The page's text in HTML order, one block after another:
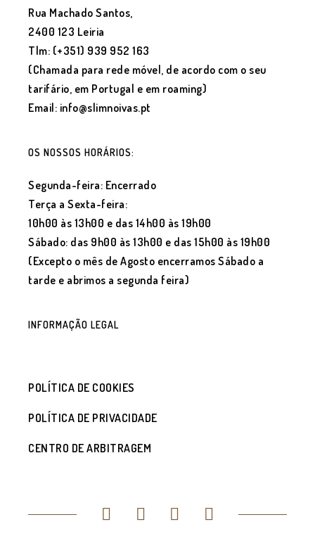
Rua Machado Santos,
2400 123 Leiria
Tlm: (+351) 939 952 163
(Chamada para rede móvel, de acordo com o seu
tarifário, em Portugal e em roaming)
Email: info@slimnoivas.pt
OS NOSSOS HORÁRIOS:
Segunda-feira: Encerrado
Terça a Sexta-feira:
10h00 às 13h00 e das 14h00 às 19h00
Sábado: das 9h00 às 13h00 e das 15h00 às 19h00
(Excepto o mês de Agosto encerramos Sábado a
tarde e abrimos a segunda feira)
INFORMAÇÃO LEGAL
POLÍTICA DE COOKIES
POLÍTICA DE PRIVACIDADE
CENTRO DE ARBITRAGEM